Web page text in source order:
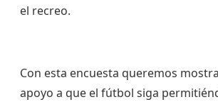
el recreo.
Con esta encuesta queremos
apoyo a que el fútbol siga